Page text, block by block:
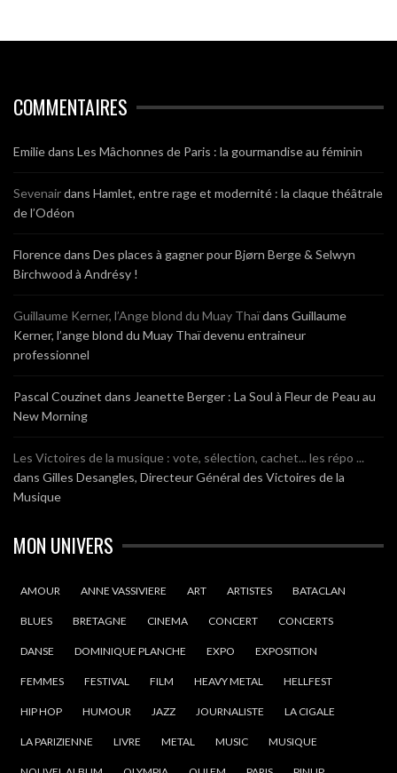
COMMENTAIRES
Emiliedans Les Mâchonnes de Paris : la gourmandise au féminin
Sevenairdans Hamlet, entre rage et modernité : la claque théâtrale
de l’Odéon
Florencedans Des places à gagner pour Bjørn Berge & Selwyn
Birchwood à Andrésy !
Guillaume Kerner, l’Ange blond du Muay Thaïdans Guillaume
Kerner, l’ange blond du Muay Thaï devenu entraineur
professionnel
Pascal Couzinet dans Jeanette Berger : La Soul à Fleur de Peau au
New Morning
Les Victoires de la musique : vote, sélection, cachet... les répo ...
dans Gilles Desangles, Directeur Général des Victoires de la
Musique
MON UNIVERS
AMOUR ANNE VASSIVIERE ART ARTISTES BATACLAN
BLUES BRETAGNE CINEMA CONCERT CONCERTS
DANSE DOMINIQUE PLANCHE EXPO EXPOSITION
FEMMES FESTIVAL FILM HEAVY METAL HELLFEST
HIP HOP HUMOUR JAZZ JOURNALISTE LA CIGALE
LA PARIZIENNE LIVRE METAL MUSIC MUSIQUE